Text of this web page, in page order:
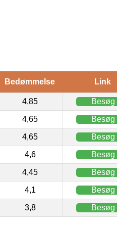
Bedømmelse Link
4,85 Besøg
4,65 Besøg
4,65 Besøg
4,6 Besøg
4,45 Besøg
4,1 Besøg
3,8 Besøg